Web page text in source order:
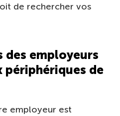
de rechercher vos
des employeurs
périphériques de
employeur est